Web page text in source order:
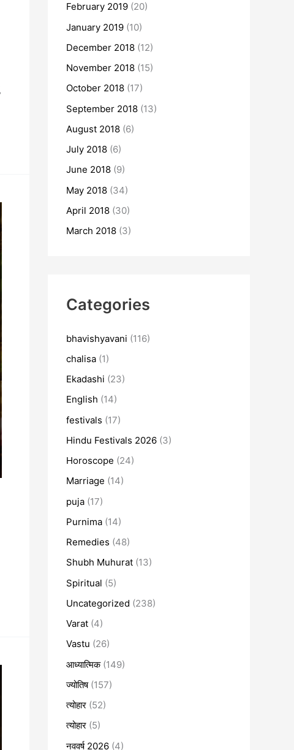
February 2019 (20)
January 2019 (10)
December 2018 (12)
November 2018 (15)
October 2018 (17)
September 2018 (13)
August 2018 (6)
July 2018 (6)
June 2018 (9)
May 2018 (34)
April 2018 (30)
March 2018 (3)
Categories
bhavishyavani (116)
chalisa (1)
Ekadashi (23)
English (14)
festivals (17)
Hindu Festivals 2026 (3)
Horoscope (24)
Marriage (14)
puja (17)
Purnima (14)
Remedies (48)
Shubh Muhurat (13)
Spiritual (5)
Uncategorized (238)
Varat (4)
Vastu (26)
आध्यात्मिक(149)
ज्योतिष(157)
त्योहार (52)
त्योहार (5)
नववर्ष 2026 (4)